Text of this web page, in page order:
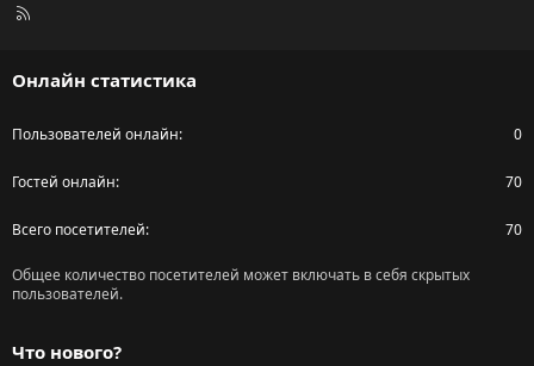
R
Онлайн статистика
Пользователей онлайн 0
Гостей онлайн 70
Всего посетителей 70
Общее количество посетителей может включать в себя скрытых
пользователей.
Что нового?